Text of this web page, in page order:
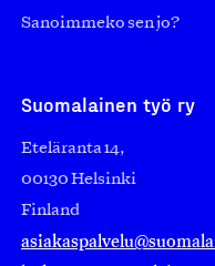
Sanoimmeko sen jo?
Suomalainen työ ry
Eteläranta 14,
00130 Helsinki
Finland